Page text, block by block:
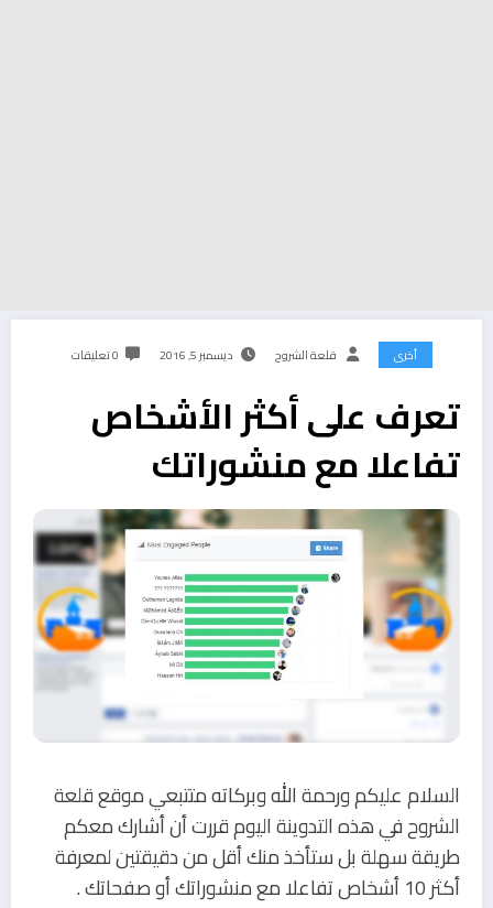
أخرى قلعة الشروح ديسمبر 5, 2016 0 تعليقات
تعرف على أكثر الأشخاص
تفاعلا مع منشوراتك
السلام عليكم ورحمة الله وبركاته متتبعي موقع قلعة
الشروح في هذه التدوينة اليوم قررت أن أشارك معكم
طريقة سهلة بل ستأخذ منك أقل من دقيقتين لمعرفة
أكثر 10 أشخاص تفاعلا مع منشوراتك أو صفحاتك .